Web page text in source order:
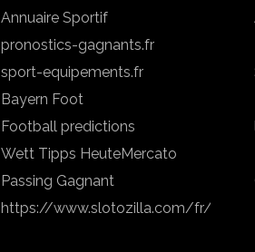
Annuaire Sportif
pronostics-gagnants.fr
sport-equipements.fr
Bayern Foot
Football predictions
Wett Tipps HeuteMercato
Passing Gagnant
https://www.slotozilla.com/fr/